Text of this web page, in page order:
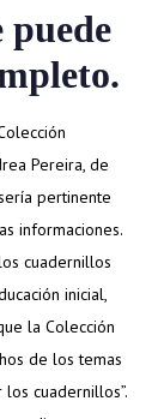
puede
Pereira, de
pertinente
informaciones.
cuadernillos
inicial,
la Colección
de los temas
cuadernillos”.